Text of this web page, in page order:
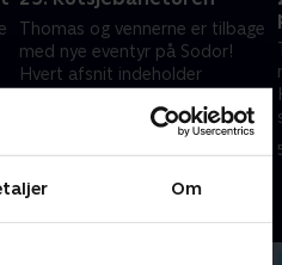
Om
Thomas og vennerne er tilbage
med nye eventyr på Sodor!
Hvert afsnit indeholder
interaktivt format, der
5. februar 2025 • 10 min